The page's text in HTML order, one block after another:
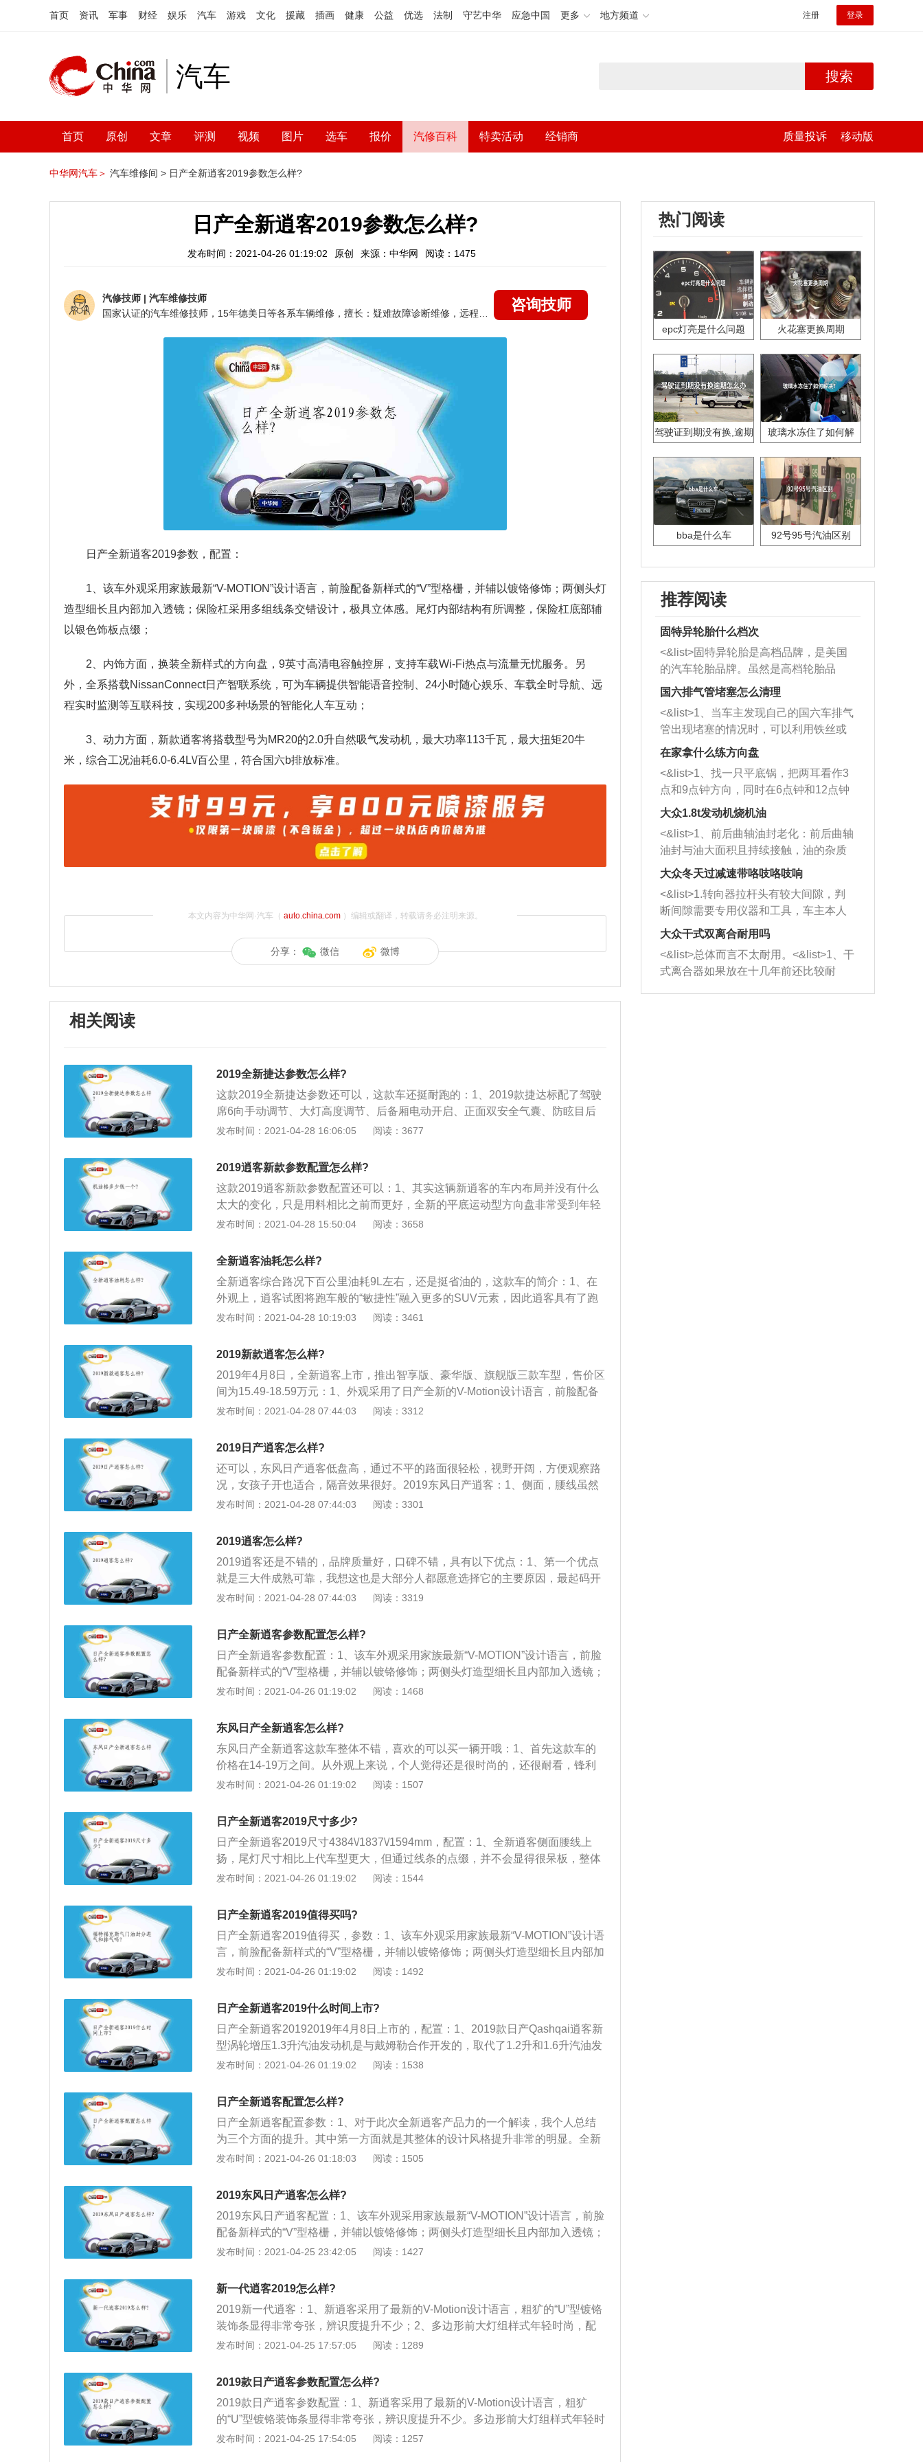
首页 资讯 军事 财经 娱乐 汽车 游戏 文化 援藏 插画 健康 公益 优选 法制 守艺中华 应急中国 更多 地方频道 注册 登录
汽车 搜索
首页 原创 文章 评测 视频 图片 选车 报价 汽修百科 特卖活动 经销商 质量投诉 移动版
中华网汽车＞ 汽车维修间 > 日产全新逍客2019参数怎么样?
日产全新逍客2019参数怎么样?
发布时间：2021-04-26 01:19:02 原创 来源：中华网 阅读：1475
汽修技师 | 汽车维修技师
咨询技师
日产全新逍客2019参数，配置：
1、该车外观采用家族最新“V-MOTION”设计语言，前脸配备新样式的“V”型格栅，并辅以镀铬修饰；两侧头灯
造型细长且内部加入透镜；保险杠采用多组线条交错设计，极具立体感。尾灯内部结构有所调整，保险杠底部辅
以银色饰板点缀；
2、内饰方面，换装全新样式的方向盘，9英寸高清电容触控屏，支持车载Wi-Fi热点与流量无忧服务。另
外，全系搭载NissanConnect日产智联系统，可为车辆提供智能语音控制、24小时随心娱乐、车载全时导航、远
程实时监测等互联科技，实现200多种场景的智能化人车互动；
3、动力方面，新款逍客将搭载型号为MR20的2.0升自然吸气发动机，最大功率113千瓦，最大扭矩20牛
米，综合工况油耗6.0-6.4L\/百公里，符合国六b排放标准。
本文内容为中华网·汽车（ auto.china.com）编辑或翻译，转载请务必注明来源。
分享： 微信 微博
相关阅读
2019全新捷达参数怎么样?
这款2019全新捷达参数还可以，这款车还挺耐跑的：1、2019款捷达标配了驾驶
席6向手动调节、大灯高度调节、后备厢电动开启、正面双安全气囊、防眩目后
视镜等基础配备；2、高配车型还配备了钢琴烤漆面板、镀铬饰条、真皮方向
3、2019款捷达沿用了大众最新的内饰设计风格，中控台换装了一块尺寸更大的
液晶显示屏，并配备有USB、SD卡以及AUX接口，其上方的空调出风口采用了
全新的造型；4、此外，新车还换装了大众最新的三辐式多功能方向盘，整车质
感相比现款车型有了一定的提升。
发布时间：2021-04-28 16:06:05 阅读：3677
2019逍客新款参数配置怎么样?
这款2019逍客新款参数配置还可以：1、其实这辆新逍客的车内布局并没有什么
太大的变化，只是用料相比之前而更好，全新的平底运动型方向盘非常受到年轻
人的喜欢，而且液晶仪表盘以及大尺寸中控屏幕，而且从2019款逍客最新消息来
逍客最新消息来看这辆车还是非常不错的，相比旧款车型，新逍客在外观方面逐
渐向奇骏车型靠拢，也更加符合年轻人的审美时尚，而且在内饰方面都有所升
级，让这辆车的驾乘体验更高，所以如果是年轻人的话，其实这辆车还是非常值
得购买的；3、根据2019款逍客最新消息，新逍客的指导价是15.49万-18.59万，
按照落地来算的话都快20万了，但是20万左右合资车还有很多别的选择，即使现
降价的话，说不定销量会逐渐下降，甚至被反超。
发布时间：2021-04-28 15:50:04 阅读：3658
全新逍客油耗怎么样?
全新逍客综合路况下百公里油耗9L左右，还是挺省油的，这款车的简介：1、在
外观上，逍客试图将跑车般的“敏捷性”融入更多的SUV元素，因此逍客具有了跑
车和SUV共同给人带来的“设计出众感、动力强劲感、灵活轻便感、安全保护
逍客借用了飞机驾驶舱的设计原理，达到了驾驶人员心理上精力集中和生理上舒
适放松的完美结合；3、为了提高城市坑凹路面的通过适应性和燃油经济性，逍
客采用了趋向SUV的悬挂设计，调教了新型发动机，并适配了更加省油的新一代
CVT变速器；4、更值得一提的是，逍客在安全方面表现的十分出色。在已经进
行的欧洲NCAP碰撞测试中，逍客获得了成年乘员保护有史以来的最高分——36.
P10年来正面碰撞测试的最高分纪录，可以说逍客拥有含金量最高的NCAP五星
级标准。性能、安全缺一不可，如同摇滚乐再狂野，其音乐本身的旋律也一定要
好听。
发布时间：2021-04-28 10:19:03 阅读：3461
2019新款逍客怎么样?
2019年4月8日，全新逍客上市，推出智享版、豪华版、旗舰版三款车型，售价区
间为15.49-18.59万元：1、外观采用了日产全新的V-Motion设计语言，前脸配备
新样式的“V”型格栅，并辅以镀铬修饰；两侧头灯进行重新设计，造型细长且内部
电容触控屏，并搭载NissanConnect日产智联系统，为车辆提供智能语音控制、2
4小时随心娱乐、车载全时导航、远程实时监测等互联科技，实现200多种场景的
智能化人车互动；3、动力部分，新车搭载2.0L直列四缸自然吸气发动机，最大功
率相对于现款提升3KW，而百公里油耗仅为6.0L，相比旧款降低了13%，并支持
国六B排放标准。
发布时间：2021-04-28 07:44:03 阅读：3312
2019日产逍客怎么样?
还可以，东风日产逍客低盘高，通过不平的路面很轻松，视野开阔，方便观察路
况，女孩子开也适合，隔音效果很好。2019东风日产逍客：1、侧面，腰线虽然
较短，但是很深刻、锐利，加上车门下方的上扬线条，侧面设计还是略有一些层
计，尾部不规则的尾灯设计，外侧带有一个小缺口，这种设计在很多日产车型上
都能见到，保险杠部位的平直线条，增加了一些车尾的视觉宽度；3、内饰设
计，中控屏幕包括下方的按键周围都有黑色的钢琴烤漆设计，增添了不少的挡次
感。空调出风口周围都有银色的装饰环绕，挡把周围也有黑色烤漆和银色装饰。
整体做工、用料还可以；4、动力，1.2T发动机，117匹马力，最大扭矩190牛
变速箱。
发布时间：2021-04-28 07:44:03 阅读：3301
2019逍客怎么样?
2019逍客还是不错的，品牌质量好，口碑不错，具有以下优点：1、第一个优点
就是三大件成熟可靠，我想这也是大部分人都愿意选择它的主要原因，最起码开
着很省心，大毛病没有，小问题也比较少，保值率很高，另外搭载的这台2.0L自
箱，这套动力总成非常适合家用，动力输出很平顺、线性，而且油耗表现也不
错；2、第二个优点就是外观设计符合中国消费者的审美，2019款新逍客属于中
期改款车型，对外观进行了小幅度的优化，但明显比老款更加精致，U字形的家
族式中网辨识度相当的高，而且还全部配备LED大灯和日间行车灯，点亮后很有
挡次感；3、三个优点就是配置丰富，2019款新逍客（的车内布局没有发生改
欢，液晶仪表，中控大屏，不可开启的全景天窗这些都有配备，而且安全配置也
能够达到让人满意的水平。
发布时间：2021-04-28 07:44:03 阅读：3319
日产全新逍客参数配置怎么样?
日产全新逍客参数配置：1、该车外观采用家族最新“V-MOTION”设计语言，前脸
配备新样式的“V”型格栅，并辅以镀铬修饰；两侧头灯造型细长且内部加入透镜；
保险杠采用多组线条交错设计，极具立体感。尾灯内部结构有所调整，保险杠底
控屏，支持车载Wi-Fi热点与流量无忧服务；3、另外，全系搭载NissanConnect
日产智联系统，可为车辆提供智能语音控制、24小时随心娱乐、车载全时导航、
远程实时监测等互联科技，实现200多种场景的智能化人车互动。
发布时间：2021-04-26 01:19:02 阅读：1468
东风日产全新逍客怎么样?
东风日产全新逍客这款车整体不错，喜欢的可以买一辆开哦：1、首先这款车的
价格在14-19万之间。从外观上来说，个人觉得还是很时尚的，还很耐看，锋利
流畅的腰线，犀利大灯，给人非常敦实的感觉，整体的感觉很大气，很适合家
亮点，用料做工还是很精细的，座椅的包裹性很好，车里也加有储物槽，放水
杯，雨伞之类的小物品都非常方便，也有后排排风口，中控台超大的液晶显示
屏，科技感十足，非常好用。总得来说还是满意的，要是可以在添加些就更好
了；3、舒适度的话很不错，座椅非常舒服，就是开长途，也不会感觉很累，后
排的位置又很大，人员少的时候，躺在后面听听音乐，非常舒服。而且车内的噪
后期平稳加速还是很好，在后期速度上来了，在提速就动力很充足，完全可以跟
上去。这点的话，个人还是很满意的，毕竟刚起步的时候慢一些还是比较安全
的，特别是对于女孩子来说还是很有安全感的。
发布时间：2021-04-26 01:19:02 阅读：1507
日产全新逍客2019尺寸多少?
日产全新逍客2019尺寸4384\/1837\/1594mm，配置：1、全新逍客侧面腰线上
扬，尾灯尺寸相比上代车型更大，但通过线条的点缀，并不会显得很呆板，整体
来看，新车外形设计要更加年轻时尚；2、新车长宽高分别为4384\/1837\/1594m
部的车辆与车顶从正面，具有强烈的运动感，除了窗框上有银色镀铬饰边，在玻
璃门上看的明显，是加厚，得到的噪音效果非常大。
发布时间：2021-04-26 01:19:02 阅读：1544
日产全新逍客2019值得买吗?
日产全新逍客2019值得买，参数：1、该车外观采用家族最新“V-MOTION”设计语
言，前脸配备新样式的“V”型格栅，并辅以镀铬修饰；两侧头灯造型细长且内部加
入透镜；保险杠采用多组线条交错设计，极具立体感。尾灯内部结构有所调整，
清电容触控屏，支持车载Wi-Fi热点与流量无忧服务；3、另外，全系搭载Nissan
Connect日产智联系统，可为车辆提供智能语音控制、24小时随心娱乐、车载全
时导航、远程实时监测等互联科技，实现200多种场景的智能化人车互动。
发布时间：2021-04-26 01:19:02 阅读：1492
日产全新逍客2019什么时间上市?
日产全新逍客20192019年4月8日上市的，配置：1、2019款日产Qashqai逍客新
型涡轮增压1.3升汽油发动机是与戴姆勒合作开发的，取代了1.2升和1.6升汽油发
动机，新款汽油发动机最大输出高低功率138马力和158马力；2、2019款日产Qa
放的二氧化碳排放量为122克\/公里。百公里综合油耗为5.3L。新发动机可提供更
好的响应和性能，以及更安静的驾驶体验；3、于此同时，2019款日产Qashqai
逍客还推出了一款智能手机新应用，新的应用程序提供增强功能，包括在手机上
规划路线并将其发送到汽车。内饰设计方面，变化最明显的是换了具运动风格的
三幅方向盘。虽然中控台的布局与老款车型一致，但仪表板以及中控装饰材质都
发布时间：2021-04-26 01:19:02 阅读：1538
日产全新逍客配置怎么样?
日产全新逍客配置参数：1、对于此次全新逍客产品力的一个解读，我个人总结
为三个方面的提升。其中第一方面就是其整体的设计风格提升非常的明显。全新
的逍客在外形设计方面采用了日产最新的家族化设计语言，其中前脸进气格栅尺
侧面以及尾部来看，基本上与现款保持相同的一个造型设计，不过总体来说，其
外观颜值还是有比较明显的一个提升的。另外在内饰的设计来看，逍客一改之前
非常保守陈旧的一个布局，采用了一个偏于时尚运动的设计风格。因此可以说新
款车型对于此前的设计短板有了一个大幅度的变动；2、然后第二方面就是它的
配置水准提升的也是非常明显。全新逍客在配置方面加入了很多时下消费者比较
的配置亮点所在。此外在同价位对比来说，虽然比不上同价位的国产车型那样的
具有竞争力，但是就同价位的合资车型来说，我个人感觉逍客它的配置水准还是
比较领先的；3、最后第三方面就是它的价格水平提升的幅度也是比较大。之前
价格。而就新款车型来看，目前广大网友反馈普遍都说定价偏高，虽然后期肯定
发布时间：2021-04-26 01:18:03 阅读：1505
2019东风日产逍客怎么样?
2019东风日产逍客配置：1、该车外观采用家族最新“V-MOTION”设计语言，前脸
配备新样式的“V”型格栅，并辅以镀铬修饰；两侧头灯造型细长且内部加入透镜；
保险杠采用多组线条交错设计，极具立体感。尾灯内部结构有所调整，保险杠底
控屏，支持车载Wi-Fi热点与流量无忧服务；3、另外，全系搭载NissanConnect
日产智联系统，可为车辆提供智能语音控制、24小时随心娱乐、车载全时导航、
远程实时监测等互联科技，实现200多种场景的智能化人车互动。
发布时间：2021-04-25 23:42:05 阅读：1427
新一代逍客2019怎么样?
2019新一代逍客：1、新逍客采用了最新的V-Motion设计语言，粗犷的“U”型镀铬
装饰条显得非常夸张，辨识度提升不少；2、多边形前大灯组样式年轻时尚，配
合车身结实的肌肉线条很有活力。新逍客长宽高分别为4384\/1837\/1594mm，轴
方向盘进行了“瘦身”，造型更加动感运动化；4、中控屏幕外侧新增了银色的饰
板，一直延伸到右侧的空调出风口附近，内部座椅采用了全黑色的设计风格；
5、动力方面，新逍客搭载了1.2T和2.0L两款发动机，最大功率分别为116马力和
149马力，峰值扭矩分别为190牛·米和200牛·米，传动方面，与之匹配的是6速手
动变速箱和CVT变速箱。
发布时间：2021-04-25 17:57:05 阅读：1289
2019款日产逍客参数配置怎么样?
2019款日产逍客参数配置：1、新逍客采用了最新的V-Motion设计语言，粗犷
的“U”型镀铬装饰条显得非常夸张，辨识度提升不少。多边形前大灯组样式年轻时
尚，配合车身结实的肌肉线条很有活力。新逍客长宽高分别为4384\/1837\/1594
发布时间：2021-04-25 17:54:05 阅读：1257
热门阅读
epc灯亮是什么问题 火花塞更换周期
驾驶证到期没有换,逾期
玻璃水冻住了如何解
bba是什么车 92号95号汽油区别
推荐阅读
固特异轮胎什么档次
<&list>固特异轮胎是高档品牌，是美国
的汽车轮胎品牌。虽然是高档轮胎品
牌，但是中高低端的轮胎都有生产，这
也是为了更好的开拓市场。
国六排气管堵塞怎么清理
<&list>1、当车主发现自己的国六车排气
管出现堵塞的情况时，可以利用铁丝或
者是细棍，直接将杂物给取出来，如果
堵塞情况比较严重，也可以采取应急措
施。 <&list>2、直接利用木棍将所有的
杂物推到排气管里面的位置处，然后将
三元催化器拆解开，就可以将堵塞的东
西取出来。但如果是因为积碳过多引起
的堵塞，就需要将三元催化器泡在草酸
洗剂对堵塞的情况得到解决，将清洗剂
放在燃油箱中，与燃油混合后，车辆启
动时，就可以和汽油一起进入到燃烧
室，最后形成废气排出，就可以让三元
催化器得到清洗，排气管堵塞的情况就
能够得到解决。
在家拿什么练方向盘
<&list>1、找一只平底锅，把两耳看作3
点和9点钟方向，同时在6点钟和12点钟
方向做一个标记。 <&list>2、双手握住
一圈半的练习，往右同样也要打相同的
圈数。 <&list>3、最后强调要反复练
习，这样就可以形成肌肉记忆，在真实
驾驶车辆时，不需要记忆也能打好方
向。
大众1.8t发动机烧机油
<&list>1、前后曲轴油封老化：前后曲轴
油封与油大面积且持续接触，油的杂质
和发动机内持续温度变化使其密封效果
逐渐减弱，导致渗油或漏油。<&list>2、
活塞间隙过大：积碳会使活塞环与缸体
的间隙扩大，导致机油流入燃烧室中，
造成烧机油。<&list>3、机油粘度。使用
机油粘度过小的话，同样会有烧机油现
象，机油粘度过小具有很好的流动性，
大众冬天过减速带咯吱咯吱响
<&list>1.转向器拉杆头有较大间隙，判
断间隙需要专用仪器和工具，车主本人
无法制作，需要将车辆送到修理厂或4s
店；<&list>2.车辆半轴套管防尘罩破
裂，破裂后会出现漏油现象，使半轴磨
损严重，磨损的半轴容易损坏，产生异
响；<&list>3.稳定器的转向胶套和球头
大众干式双离合耐用吗
<&list>总体而言不太耐用。<&list>1、干
式离合器如果放在十几年前还比较耐